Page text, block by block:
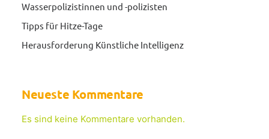
Wasserpolizistinnen und -polizisten
Tipps für Hitze-Tage
Herausforderung Künstliche Intelligenz
Neueste Kommentare
Es sind keine Kommentare vorhanden.